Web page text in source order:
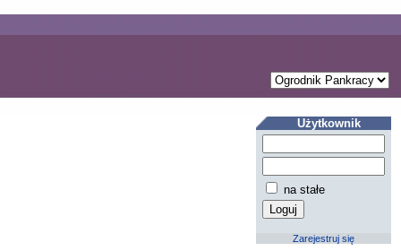
Użytkownik
na stałe
Zarejestruj się